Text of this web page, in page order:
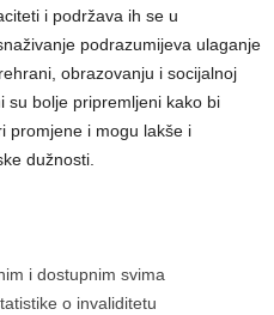
i podržava ih se u
podrazumijeva ulaganje
obrazovanju i socijalnoj
su bolje pripremljeni kako bi
promjene i mogu lakše i
dužnosti.
i dostupnim svima
o invaliditetu